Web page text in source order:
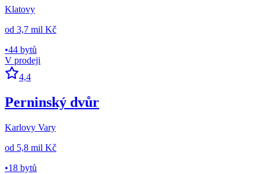
Klatovy
od 3,7 mil Kč
•44 bytů
V prodeji
4,4
Perninský dvůr
Karlovy Vary
od 5,8 mil Kč
•18 bytů